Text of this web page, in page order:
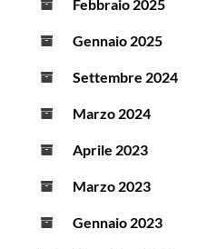
Febbraio 2025
Gennaio 2025
Settembre 2024
Marzo 2024
Aprile 2023
Marzo 2023
Gennaio 2023